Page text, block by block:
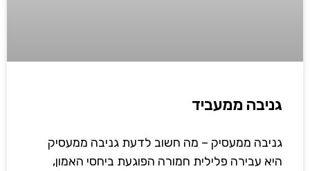
גניבה ממעביד
גניבה ממעסיק – מה חשוב לדעת גניבה ממעסיק
היא עבירה פלילית חמורה הפוגעת ביחסי האמון,